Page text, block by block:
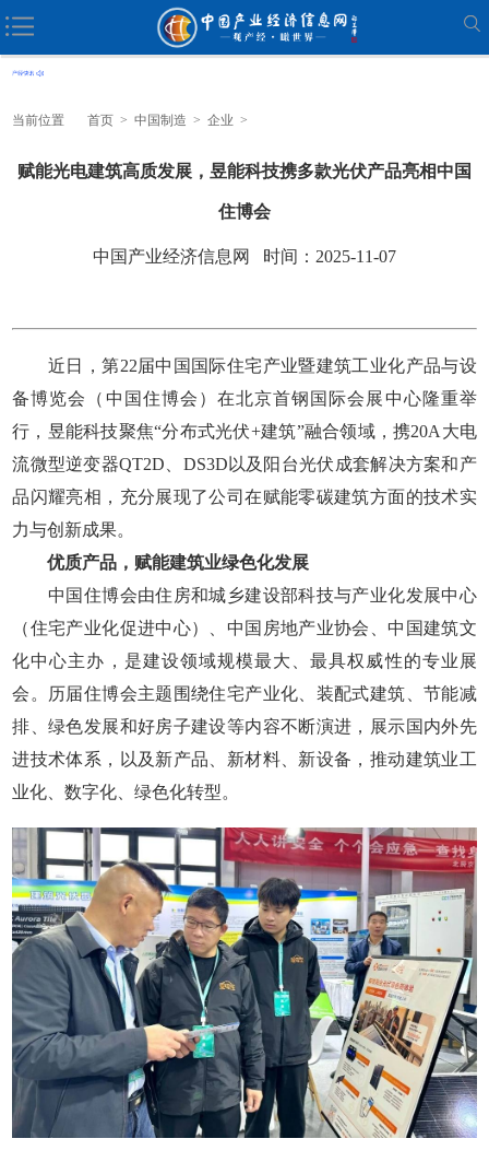
当前位置 首页 > 中国制造 > 企业 >
赋能光电建筑高质发展，昱能科技携多款光伏产品亮相中国
住博会
中国产业经济信息网 时间：2025-11-07
近日，第22届中国国际住宅产业暨建筑工业化产品与设
备博览会（中国住博会）在北京首钢国际会展中心隆重举
行，昱能科技聚焦“分布式光伏+建筑”融合领域，携20A大电
流微型逆变器QT2D、DS3D以及阳台光伏成套解决方案和产
品闪耀亮相，充分展现了公司在赋能零碳建筑方面的技术实
力与创新成果。
优质产品，赋能建筑业绿色化发展
中国住博会由住房和城乡建设部科技与产业化发展中心
（住宅产业化促进中心）、中国房地产业协会、中国建筑文
化中心主办，是建设领域规模最大、最具权威性的专业展
会。历届住博会主题围绕住宅产业化、装配式建筑、节能减
排、绿色发展和好房子建设等内容不断演进，展示国内外先
进技术体系，以及新产品、新材料、新设备，推动建筑业工
业化、数字化、绿色化转型。